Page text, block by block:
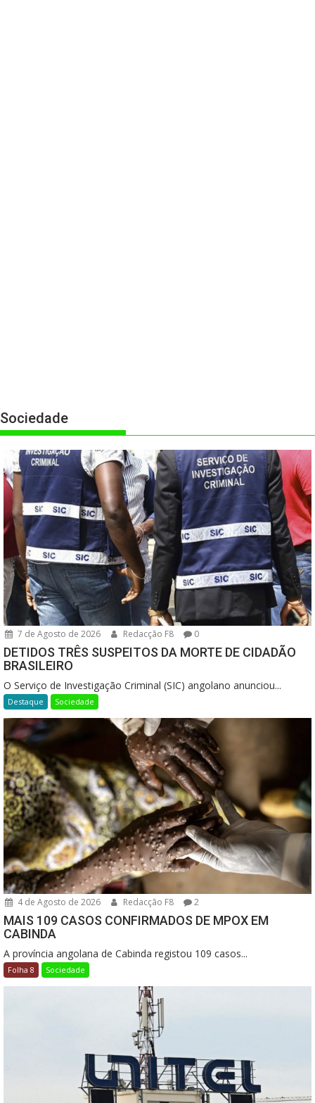
Sociedade
7 de Agosto de 2026 Redacção F8 0
DETIDOS TRÊS SUSPEITOS DA MORTE DE CIDADÃO
BRASILEIRO
O Serviço de Investigação Criminal (SIC) angolano anunciou...
Destaque Sociedade
4 de Agosto de 2026 Redacção F8 2
MAIS 109 CASOS CONFIRMADOS DE MPOX EM
CABINDA
A província angolana de Cabinda registou 109 casos...
Folha 8 Sociedade